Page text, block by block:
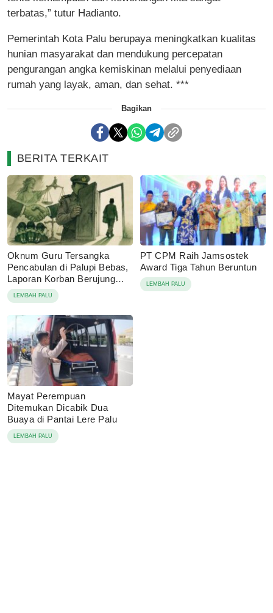
terbatas,” tutur Hadianto.
Pemerintah Kota Palu berupaya meningkatkan kualitas
hunian masyarakat dan mendukung percepatan
pengurangan angka kemiskinan melalui penyediaan
rumah yang layak, aman, dan sehat. ***
Bagikan
BERITA TERKAIT
Oknum Guru Tersangka
Pencabulan di Palupi Bebas,
Laporan Korban Berujung
Damai
LEMBAH PALU
PT CPM Raih Jamsostek
Award Tiga Tahun Beruntun
LEMBAH PALU
Mayat Perempuan
Ditemukan Dicabik Dua
Buaya di Pantai Lere Palu
LEMBAH PALU